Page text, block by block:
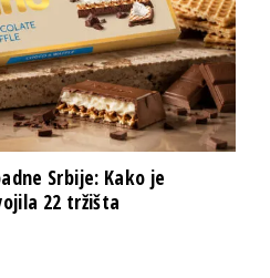
Srbije: Kako je
22 tržišta